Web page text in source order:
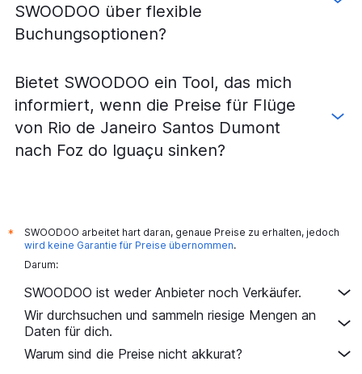
SWOODOO über flexible
Buchungsoptionen?
Bietet SWOODOO ein Tool, das mich
informiert, wenn die Preise für Flüge
von Rio de Janeiro Santos Dumont
nach Foz do Iguaçu sinken?
*
SWOODOO arbeitet hart daran, genaue Preise zu erhalten, jedoch
wird keine Garantie für Preise übernommen.
Darum:
SWOODOO ist weder Anbieter noch Verkäufer.
Wir durchsuchen und sammeln riesige Mengen an
Daten für dich.
Warum sind die Preise nicht akkurat?